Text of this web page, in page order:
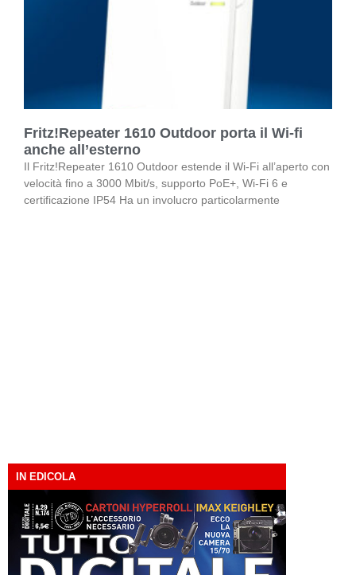
Fritz!Repeater 1610 Outdoor porta il Wi-fi
anche all’esterno
Il Fritz!Repeater 1610 Outdoor estende il Wi-Fi all’aperto con
velocità fino a 3000 Mbit/s, supporto PoE+, Wi-Fi 6 e
certificazione IP54 Ha un involucro particolarmente
IN EDICOLA